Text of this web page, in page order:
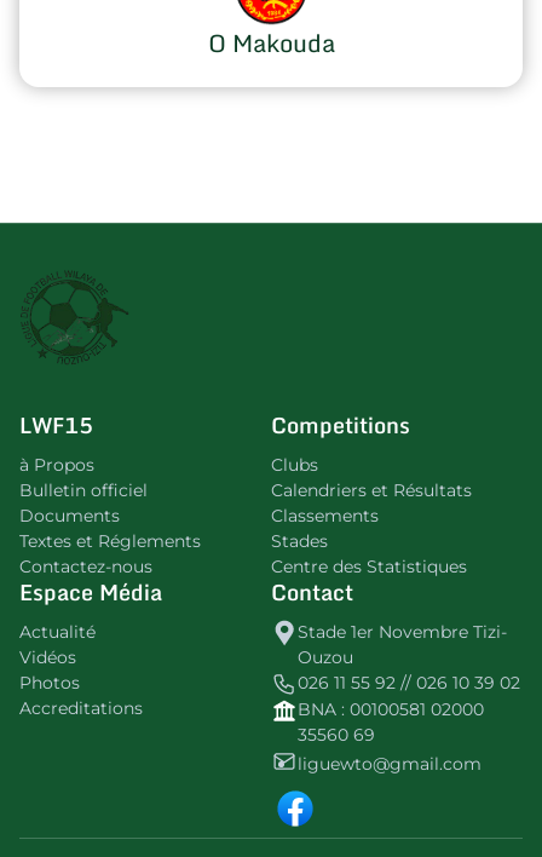
O Makouda
LWF15
à Propos
Bulletin officiel
Documents
Textes et Réglements
Contactez-nous
Competitions
Clubs
Calendriers et Résultats
Classements
Stades
Centre des Statistiques
Espace Média
Actualité
Vidéos
Photos
Accreditations
Contact
Stade 1er Novembre Tizi-
Ouzou
026 11 55 92 // 026 10 39 02
BNA : 00100581 02000
35560 69
liguewto@gmail.com